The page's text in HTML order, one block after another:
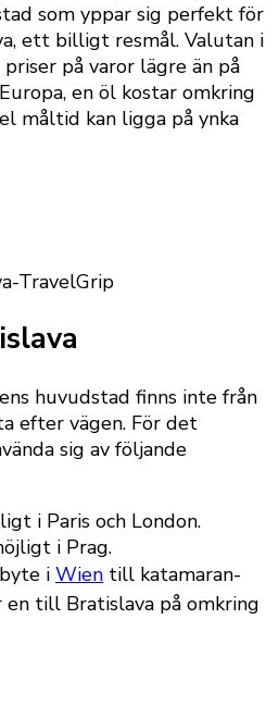
som yppar sig perfekt för
ett billigt resmål. Valutan i
på varor lägre än på
en öl kostar omkring
måltid kan ligga på ynka
huvudstad finns inte från
efter vägen. För det
sig av följande
i Paris och London.
i Prag.
i Wien till katamaran-
en till Bratislava på omkring